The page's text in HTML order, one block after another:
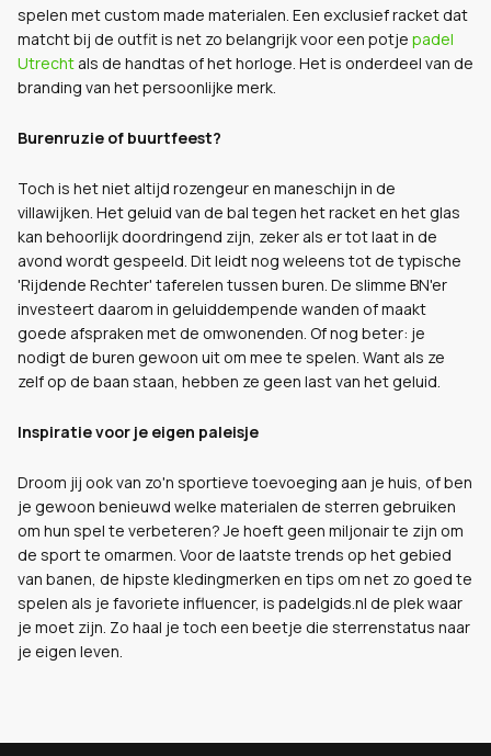
spelen met custom made materialen. Een exclusief racket dat
matcht bij de outfit is net zo belangrijk voor een potje padel
Utrecht als de handtas of het horloge. Het is onderdeel van de
branding van het persoonlijke merk.
Burenruzie of buurtfeest?
Toch is het niet altijd rozengeur en maneschijn in de
villawijken. Het geluid van de bal tegen het racket en het glas
kan behoorlijk doordringend zijn, zeker als er tot laat in de
avond wordt gespeeld. Dit leidt nog weleens tot de typische
'Rijdende Rechter' taferelen tussen buren. De slimme BN'er
investeert daarom in geluiddempende wanden of maakt
goede afspraken met de omwonenden. Of nog beter: je
nodigt de buren gewoon uit om mee te spelen. Want als ze
zelf op de baan staan, hebben ze geen last van het geluid.
Inspiratie voor je eigen paleisje
Droom jij ook van zo'n sportieve toevoeging aan je huis, of ben
je gewoon benieuwd welke materialen de sterren gebruiken
om hun spel te verbeteren? Je hoeft geen miljonair te zijn om
de sport te omarmen. Voor de laatste trends op het gebied
van banen, de hipste kledingmerken en tips om net zo goed te
spelen als je favoriete influencer, is padelgids.nl de plek waar
je moet zijn. Zo haal je toch een beetje die sterrenstatus naar
je eigen leven.